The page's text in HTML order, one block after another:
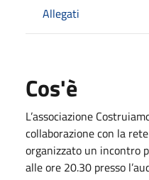
Allegati
Cos'è
L’associazione
collaborazione con la
organizzato un incontro
alle ore 20.30 presso